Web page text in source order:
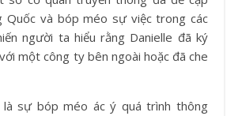
Quốc và bóp méo sự việc trong các
người ta hiểu rằng Danielle đã ký
một công ty bên ngoài hoặc đã che
sự bóp méo ác ý quá trình thông